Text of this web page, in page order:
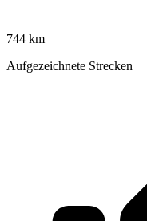
744 km
Aufgezeichnete Strecken